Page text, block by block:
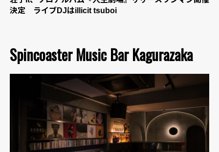
決定 ライブDJはillicit tsuboi
Spincoaster Music Bar Kagurazaka